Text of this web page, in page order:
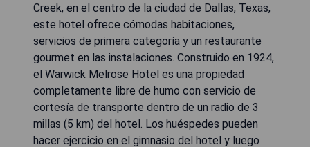
Creek, en el centro de la ciudad de Dallas, Texas,
este hotel ofrece cómodas habitaciones,
servicios de primera categoría y un restaurante
gourmet en las instalaciones. Construido en 1924,
el Warwick Melrose Hotel es una propiedad
completamente libre de humo con servicio de
cortesía de transporte dentro de un radio de 3
millas (5 km) del hotel. Los huéspedes pueden
hacer ejercicio en el gimnasio del hotel y luego